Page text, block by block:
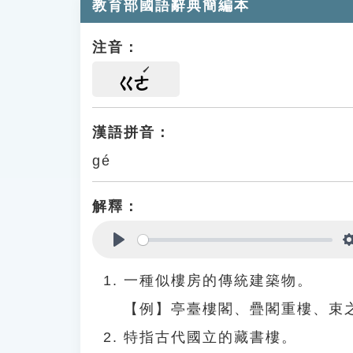
教育部國語辭典簡編本
注音：
ㄍㄜ
漢語拼音：
gé
解釋：
一種似樓房的傳統建築物。
【例】亭臺樓閣、疊閣重樓、束
特指古代國立的藏書樓。